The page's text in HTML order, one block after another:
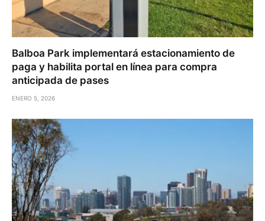
Balboa Park implementará estacionamiento de
paga y habilita portal en línea para compra
anticipada de pases
ENERO 5, 2026